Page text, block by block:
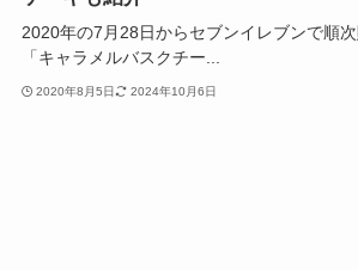
2020年の7月28日からセブンイレブンで順
「キャラメルバスクチー...
2020年8月5日 2024年10月6日